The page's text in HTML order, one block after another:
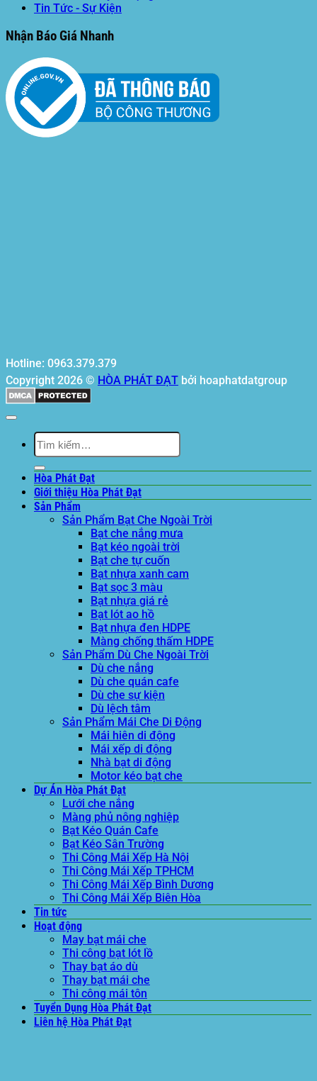
Tin Tức - Sự Kiện
Nhận Báo Giá Nhanh
Hotline: 0963.379.379
Copyright 2026 © HÒA PHÁT ĐẠT bởi hoaphatdatgroup
Tìm
kiếm:
Hòa Phát Đạt
Giới thiệu Hòa Phát Đạt
Sản Phẩm
Sản Phẩm Bạt Che Ngoài Trời
Bạt che nắng mưa
Bạt kéo ngoài trời
Bạt che tự cuốn
Bạt nhựa xanh cam
Bạt sọc 3 màu
Bạt nhựa giá rẻ
Bạt lót ao hồ
Bạt nhựa đen HDPE
Màng chống thấm HDPE
Sản Phẩm Dù Che Ngoài Trời
Dù che nắng
Dù che quán cafe
Dù che sự kiện
Dù lệch tâm
Sản Phẩm Mái Che Di Động
Mái hiên di động
Mái xếp di động
Nhà bạt di động
Motor kéo bạt che
Dự Án Hòa Phát Đạt
Lưới che nắng
Màng phủ nông nghiệp
Bạt Kéo Quán Cafe
Bạt Kéo Sân Trường
Thi Công Mái Xếp Hà Nội
Thi Công Mái Xếp TPHCM
Thi Công Mái Xếp Bình Dương
Thi Công Mái Xếp Biên Hòa
Tin tức
Hoạt động
May bạt mái che
Thi công bạt lót lồ
Thay bạt áo dù
Thay bạt mái che
Thi công mái tôn
Tuyển Dụng Hòa Phát Đạt
Liên hệ Hòa Phát Đạt